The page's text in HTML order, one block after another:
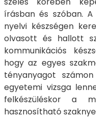
írásban és szóban.
nyelvi készségen
olvasott és hallott
kommunikációs
hogy az egyes
tényanyagot
egyetemi vizsga
felkészüléskor a
hasznosítható